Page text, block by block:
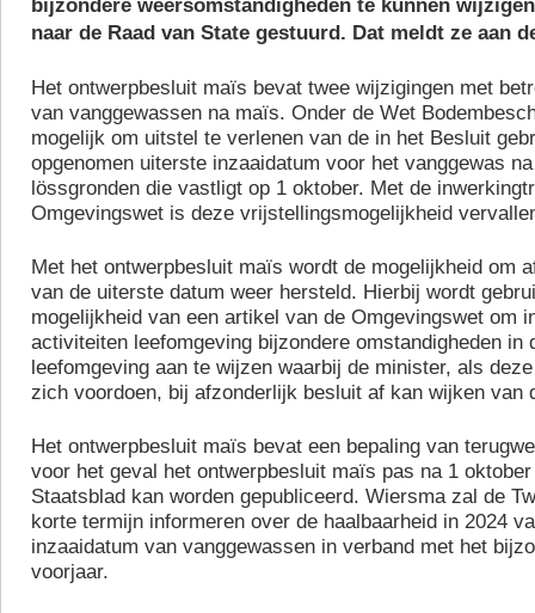
bijzondere weersomstandigheden te kunnen
naar de Raad van State gestuurd. Dat meldt ze aan
Het ontwerpbesluit maïs bevat twee wijzigingen met
van vanggewassen na maïs. Onder de Wet
mogelijk om uitstel te verlenen van de in het Besluit
opgenomen uiterste inzaaidatum voor het vanggewas
lössgronden die vastligt op 1 oktober. Met de
Omgevingswet is deze vrijstellingsmogelijkheid
Met het ontwerpbesluit maïs wordt de mogelijkheid om
van de uiterste datum weer hersteld. Hierbij wordt
mogelijkheid van een artikel van de Omgevingswet om
activiteiten leefomgeving bijzondere omstandigheden in
leefomgeving aan te wijzen waarbij de minister, als
zich voordoen, bij afzonderlijk besluit af kan wijken van
Het ontwerpbesluit maïs bevat een bepaling van
voor het geval het ontwerpbesluit maïs pas na 1
Staatsblad kan worden gepubliceerd. Wiersma zal de
korte termijn informeren over de haalbaarheid in 2024
inzaaidatum van vanggewassen in verband met het
voorjaar.